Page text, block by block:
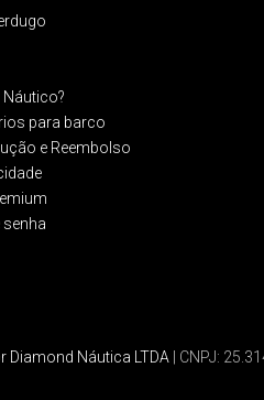
Náutico?
para barco
e Reembolso​
senha
Diamond Náutica LTDA | CNPJ: